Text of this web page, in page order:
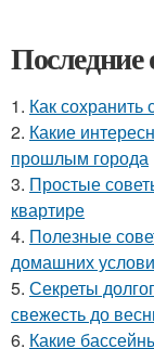
Последние
1. Как
2. Какие
прошлым города
3. Простые
квартире
4. Полезные
домашних
5. Секреты
свежесть до
6. Какие